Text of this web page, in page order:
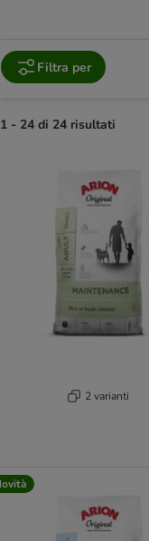
Filtra per
1 - 24 di 24 risultati
2 varianti